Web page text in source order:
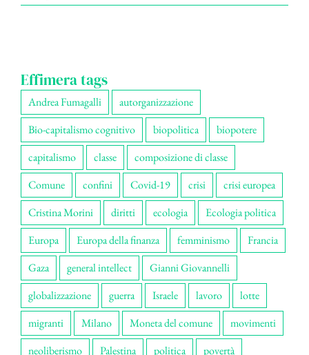
Effimera tags
Andrea Fumagalli
autorganizzazione
Bio-capitalismo cognitivo
biopolitica
biopotere
capitalismo
classe
composizione di classe
Comune
confini Covid-19 crisi
crisi europea
Cristina Morini
diritti ecologia
Ecologia politica
Europa
Europa della finanza femminismo
Francia
Gaza
general intellect
Gianni Giovannelli
globalizzazione
guerra Israele lavoro
lotte
migranti
Milano Moneta del comune
movimenti
neoliberismo
Palestina politica povertà